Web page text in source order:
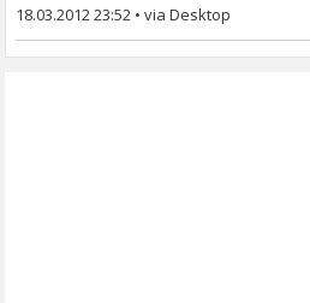
18.03.2012 23:52 •